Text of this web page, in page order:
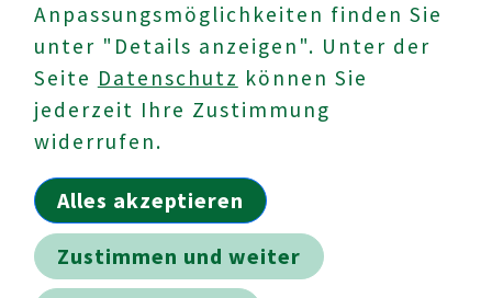
Datenschutz
AKTUELLES
Karriere
HÄNDLERBEREICH
Downloads
Anpassungsmöglichkeiten finden Sie
unter "Details anzeigen". Unter der
Seite Datenschutz können Sie
jederzeit Ihre Zustimmung
widerrufen.
Alles akzeptieren
Zustimmen und weiter